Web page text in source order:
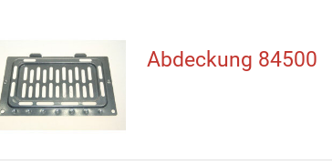
Abdeckung 84500